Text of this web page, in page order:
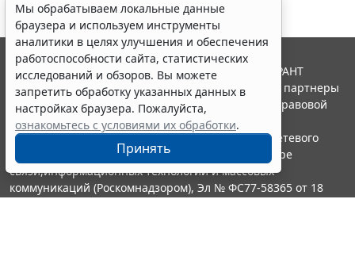
Мы обрабатываем локальные данные
браузера и используем инструменты
аналитики в целях улучшения и обеспечения
работоспособности сайта, статистических
исследований и обзоров. Вы можете
запретить обработку указанных данных в
настройках браузера. Пожалуйста,
ознакомьтесь с условиями их обработки.
Принять
© ООО "НПП "ГАРАНТ-СЕРВИС", 2026. Система ГАРАНТ
выпускается с 1990 года. Компания "Гарант" и ее партнеры
являются участниками Российской ассоциации правовой
информации ГАРАНТ.
Портал ГАРАНТ.РУ зарегистрирован в качестве сетевого
издания Федеральной службой по надзору в сфере
связи,информационных технологий и массовых
коммуникаций (Роскомнадзором), Эл № ФС77-58365 от 18